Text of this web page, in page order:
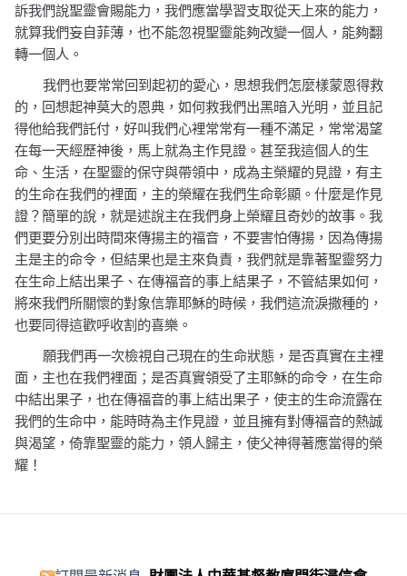
訴我們說聖靈會賜能力，我們應當學習支取從天上來的能力，
就算我們妄自菲薄，也不能忽視聖靈能夠改變一個人，能夠翻
轉一個人。
我們也要常常回到起初的愛心，思想我們怎麼樣蒙恩得救
的，回想起神莫大的恩典，如何救我們出黑暗入光明，並且記
得他給我們託付，好叫我們心裡常常有一種不滿足，常常渴望
在每一天經歷神後，馬上就為主作見證。甚至我這個人的生
命、生活，在聖靈的保守與帶領中，成為主榮耀的見證，有主
的生命在我們的裡面，主的榮耀在我們生命彰顯。什麼是作見
證？簡單的說，就是述說主在我們身上榮耀且奇妙的故事。我
們更要分別出時間來傳揚主的福音，不要害怕傳揚，因為傳揚
主是主的命令，但結果也是主來負責，我們就是靠著聖靈努力
在生命上結出果子、在傳福音的事上結果子，不管結果如何，
將來我們所關懷的對象信靠耶穌的時候，我們這流淚撒種的，
也要同得這歡呼收割的喜樂。
願我們再一次檢視自己現在的生命狀態，是否真實在主裡
面，主也在我們裡面；是否真實領受了主耶穌的命令，在生命
中結出果子，也在傳福音的事上結出果子，使主的生命流露在
我們的生命中，能時時為主作見證，並且擁有對傳福音的熱誠
與渴望，倚靠聖靈的能力，領人歸主，使父神得著應當得的榮
耀！